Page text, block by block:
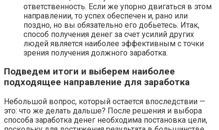
ответственность. Если же упорно двигаться в этом
направлении, то успех обеспечен и, рано или
поздно, но вы обязательно его добьетесь. Итак,
способ получения денег за счет усилий других
людей является наиболее эффективным с точки
зрения получения должного заработка.
Подведем итоги и выберем наиболее
подходящее направление для заработка
Небольшой вопрос, который остается впоследствии —
это: что же делать дальше? После решения и выбора
способа заработка денег необходима постановка цели,